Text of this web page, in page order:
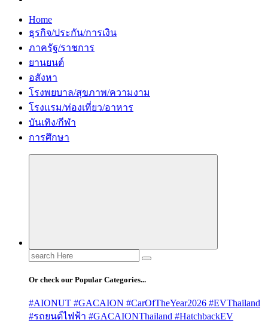
Home
ธุรกิจ/ประกัน/การเงิน
ภาครัฐ/ราชการ
ยานยนต์
อสังหา
โรงพยบาล/สุขภาพ/ความงาม
โรงแรม/ท่องเที่ยว/อาหาร
บันเทิง/กีฬา
การศึกษา
Search
for:
Or check our Popular Categories...
#AIONUT #GACAION #CarOfTheYear2026 #EVThailand
#รถยนต์ไฟฟ้า #GACAIONThailand #HatchbackEV